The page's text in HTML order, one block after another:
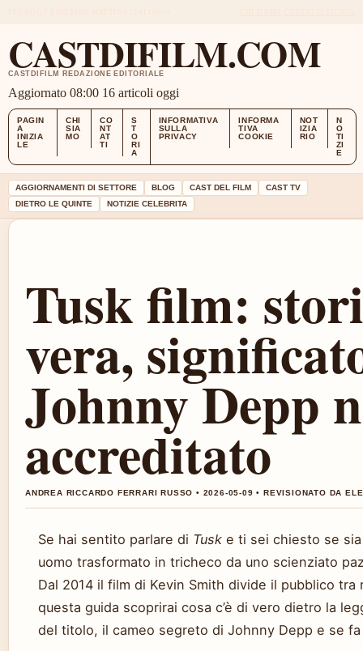
CASTDIFILM.COM
CASTDIFILM REDAZIONE EDITORIALE
Aggiornato 08:00 16 articoli oggi
PAGIN
A
INIZIA
LE
CHI
SIA
MO
CO
NT
AT
TI
S
T
O
RI
A
INFORMATIVA
SULLA
PRIVACY
INFORMA
TIVA
COOKIE
NOT
IZIA
RIO
N
O
TI
ZI
E
AGGIORNAMENTI DI SETTORE BLOG CAST DEL FILM
CAST TV
DIETRO LE QUINTE
NOTIZIE CELEBRITA
Tusk film:
vera,
Johnny Depp
accreditato
ANDREA RICCARDO FERRARI RUSSO • 2026-05-09 • REVISIONATO DA
Se hai sentito parlare di Tusk e ti sei chiesto se
uomo trasformato in tricheco da uno scienziato
Dal 2014 il film di Kevin Smith divide il pubblico tra
questa guida scoprirai cosa c’è di vero dietro la
del titolo, il cameo segreto di Johnny Depp e se